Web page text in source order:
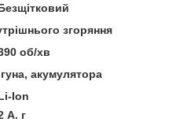
згоряння
об/хв
акумулятора
Ion
А. г